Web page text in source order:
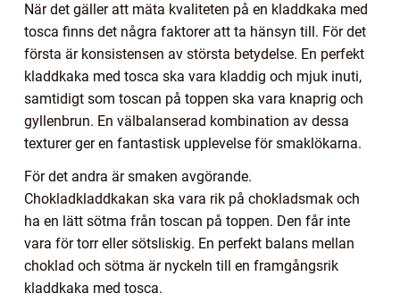
När det gäller att mäta kvaliteten på en kladdkaka med
tosca finns det några faktorer att ta hänsyn till. För det
första är konsistensen av största betydelse. En perfekt
kladdkaka med tosca ska vara kladdig och mjuk inuti,
samtidigt som toscan på toppen ska vara knaprig och
gyllenbrun. En välbalanserad kombination av dessa
texturer ger en fantastisk upplevelse för smaklökarna.
För det andra är smaken avgörande.
Chokladkladdkakan ska vara rik på chokladsmak och
ha en lätt sötma från toscan på toppen. Den får inte
vara för torr eller sötsliskig. En perfekt balans mellan
choklad och sötma är nyckeln till en framgångsrik
kladdkaka med tosca.